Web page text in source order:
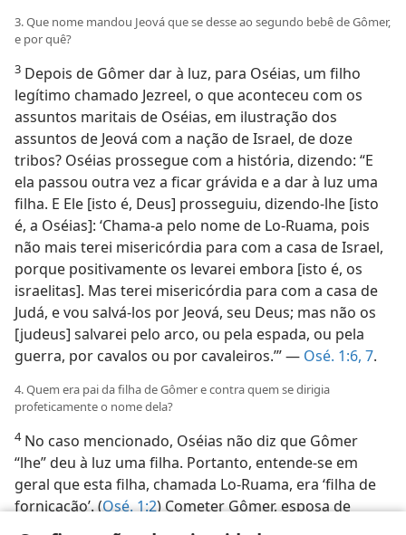
3. Que nome mandou Jeová que se desse ao segundo bebê de Gômer,
e por quê?
3 Depois de Gômer dar à luz, para Oséias, um filho
legítimo chamado Jezreel, o que aconteceu com os
assuntos maritais de Oséias, em ilustração dos
assuntos de Jeová com a nação de Israel, de doze
tribos? Oséias prossegue com a história, dizendo: “E
ela passou outra vez a ficar grávida e a dar à luz uma
filha. E Ele [isto é, Deus] prosseguiu, dizendo-lhe [isto
é, a Oséias]: ‘Chama-a pelo nome de Lo-Ruama, pois
não mais terei misericórdia para com a casa de Israel,
porque positivamente os levarei embora [isto é, os
israelitas]. Mas terei misericórdia para com a casa de
Judá, e vou salvá-los por Jeová, seu Deus; mas não os
[judeus] salvarei pelo arco, ou pela espada, ou pela
guerra, por cavalos ou por cavaleiros.’” — Osé. 1:6, 7.
4. Quem era pai da filha de Gômer e contra quem se dirigia
profeticamente o nome dela?
4No caso mencionado, Oséias não diz que Gômer
“lhe” deu à luz uma filha. Portanto, entende-se em
geral que esta filha, chamada Lo-Ruama, era ‘filha de
fornicação’. (Osé. 1:2) Cometer Gômer, esposa de